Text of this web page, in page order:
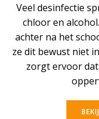
Veel desinfectie
chloor en
achter na het
ze dit bewust niet
zorgt ervoor